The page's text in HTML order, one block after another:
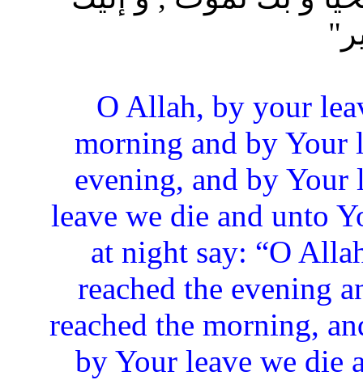
“O Allah, by your
morning and by Your
evening, and by Your
leave we die and unto
at night say: “O
reached the evening
reached the morning,
by Your leave we die